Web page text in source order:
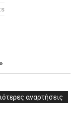
αναρτήσεις